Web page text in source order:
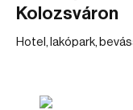
Kolozsváron
Hotel, lakópark,